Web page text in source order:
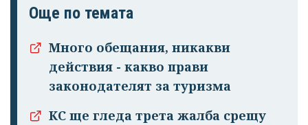
Още по темата
Много обещания, никакви
действия - какво прави
законодателят за туризма
КС ще гледа трета жалба срещу